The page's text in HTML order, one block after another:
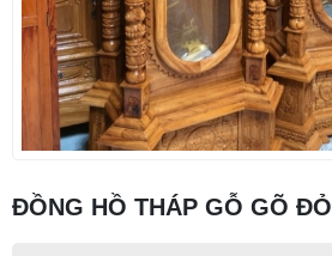
ĐỒNG HỒ THÁP GỖ GÕ ĐỎ